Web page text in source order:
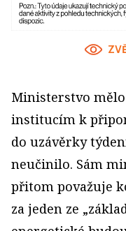
Ministerstvo
institucím k
do uzávěrky
neučinilo. Sám
přitom považuje
za jeden ze